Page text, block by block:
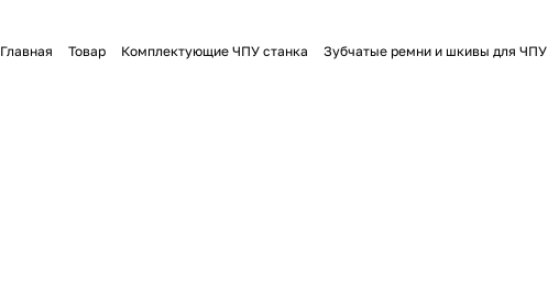
Главная Товар Комплектующие ЧПУ станка Зубчатые ремни и шкивы для ЧПУ